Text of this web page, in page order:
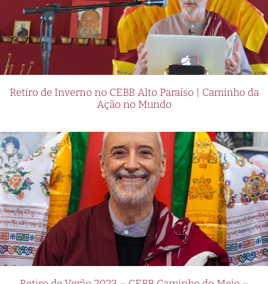
Retiro de Inverno no CEBB Alto Paraíso | Caminho da
Ação no Mundo